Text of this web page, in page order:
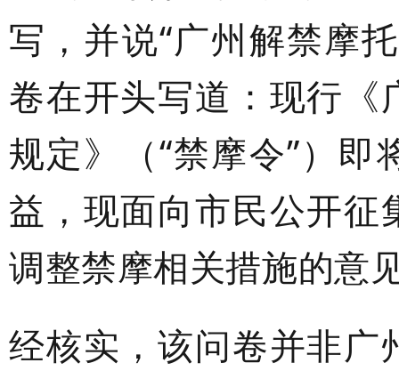
写，并说“广州解禁摩
卷在开头写道：现行
规定》（“禁摩令”）
益，现面向市民公开
调整禁摩相关措施的意
经核实，该问卷并非广